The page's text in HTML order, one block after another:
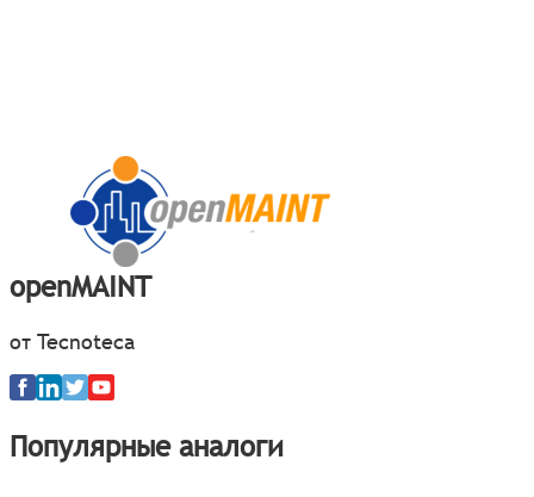
openMAINT
от Tecnoteca
Популярные аналоги